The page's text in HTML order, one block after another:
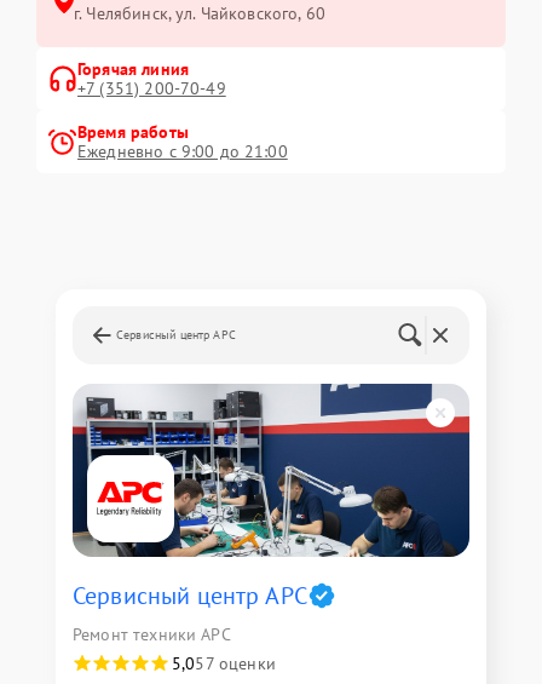
г. Челябинск, ул. Чайковского, 60
Горячая линия
+7 (351) 200-70-49
Время работы
Ежедневно с 9:00 до 21:00
Сервисный центр APC
Сервисный центр APC
Ремонт техники APC
5,057 оценки